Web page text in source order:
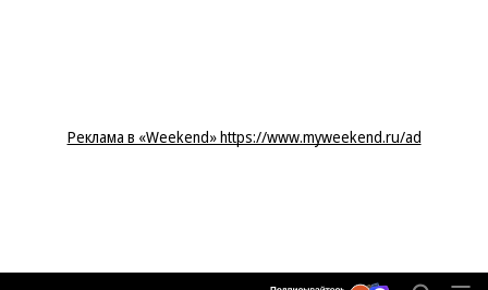
Реклама в «Weekend» https://www.myweekend.ru/ad